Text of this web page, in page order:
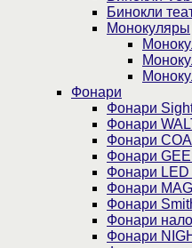
Бинокли
Монокуляры
Фонари
Фонари
Фонари
Фонари
Фонари
Фонари
Фонари
Фонари
Фонари
Фонари